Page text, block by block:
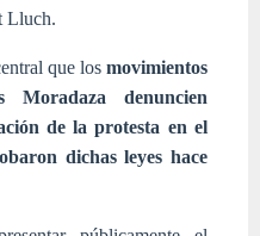
Lluch.
que los movimientos
Moradaza denuncien
de la protesta en el
dichas leyes hace